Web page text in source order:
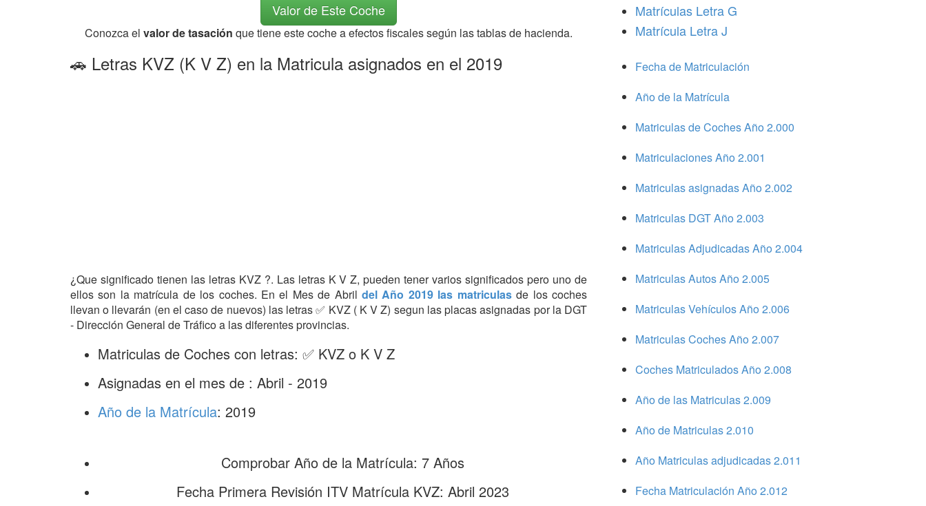
Valor de Este Coche
Conozca el valor de tasación que tiene este coche a efectos fiscales según las tablas de hacienda.
🚗 Letras KVZ (K V Z) en la Matricula asignados en el 2019
¿Que significado tienen las letras KVZ ?. Las letras K V Z, pueden tener varios significados pero uno de
ellos son la matrícula de los coches. En el Mes de Abrildel Año 2019 las matriculasde los coches
llevan o llevarán (en el caso de nuevos) las letras ✅ KVZ ( K V Z) segun las placas asignadas por la DGT
- Dirección General de Tráfico a las diferentes provincias.
Matriculas de Coches con letras: ✅ KVZ o K V Z
Asignadas en el mes de : Abril - 2019
Año de la Matrícula: 2019
Comprobar Año de la Matrícula: 7 Años
Fecha Primera Revisión ITV Matrícula KVZ: Abril 2023
Matrículas Letra G
Matrícula Letra J
Fecha de Matriculación
Año de la Matrícula
Matriculas de Coches Año 2.000
Matriculaciones Año 2.001
Matriculas asignadas Año 2.002
Matriculas DGT Año 2.003
Matriculas Adjudicadas Año 2.004
Matriculas Autos Año 2.005
Matriculas Vehículos Año 2.006
Matriculas Coches Año 2.007
Coches Matriculados Año 2.008
Año de las Matriculas 2.009
Año de Matriculas 2.010
Año Matriculas adjudicadas 2.011
Fecha Matriculación Año 2.012